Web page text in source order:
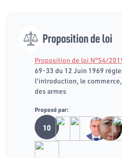
Proposition de loi
Proposition de loi N°54/
69-33 du 12 Juin 1969
l'introduction, le
des armes
Proposé par:
10